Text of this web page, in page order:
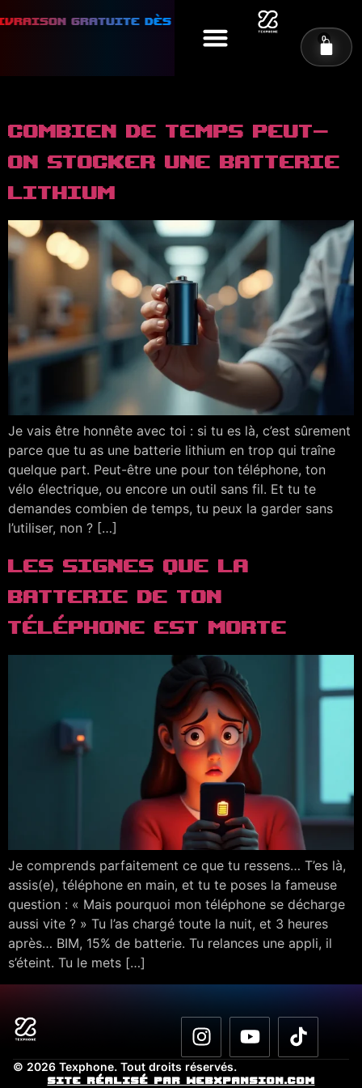
gratuite dès 50€ d'achat ⭐⭐
0
Combien de temps peut-
on stocker une batterie
lithium
Je vais être honnête avec toi : si tu es là, c’est sûrement
parce que tu as une batterie lithium en trop qui traîne
quelque part. Peut-être une pour ton téléphone, ton
vélo électrique, ou encore un outil sans fil. Et tu te
demandes combien de temps, tu peux la garder sans
l’utiliser, non ? […]
Les Signes que la
batterie de ton
téléphone est morte
Je comprends parfaitement ce que tu ressens… T’es là,
assis(e), téléphone en main, et tu te poses la fameuse
question : « Mais pourquoi mon téléphone se décharge
aussi vite ? » Tu l’as chargé toute la nuit, et 3 heures
après… BIM, 15% de batterie. Tu relances une appli, il
s’éteint. Tu le mets […]
© 2026 Texphone. Tout droits réservés.
Site réalisé par WebXpansion.com